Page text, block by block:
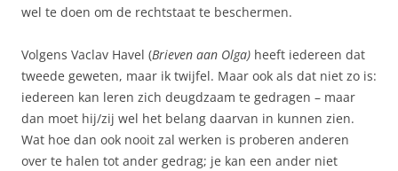
wel te doen om de rechtstaat te beschermen.
Volgens Vaclav Havel (Brieven aan Olga) heeft iedereen dat
tweede geweten, maar ik twijfel. Maar ook als dat niet zo is:
iedereen kan leren zich deugdzaam te gedragen – maar
dan moet hij/zij wel het belang daarvan in kunnen zien.
Wat hoe dan ook nooit zal werken is proberen anderen
over te halen tot ander gedrag; je kan een ander niet